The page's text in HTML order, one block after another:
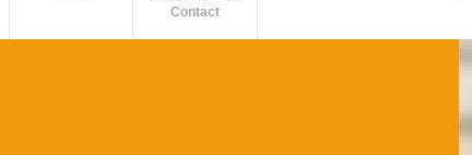
Contact